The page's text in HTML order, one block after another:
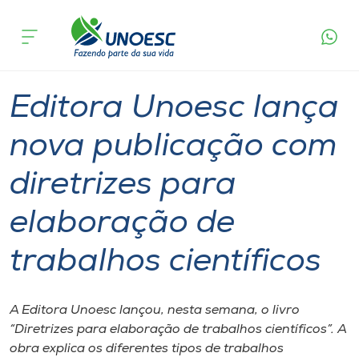
Cursos
Atendimento ao Estudante
Portal de Ensino
Internacionalização
acontece
científicos
Editora Unoesc lança
nova publicação com
diretrizes para
elaboração de
trabalhos científicos
A Editora Unoesc lançou, nesta semana, o livro
“Diretrizes para elaboração de trabalhos científicos”. A
obra explica os diferentes tipos de trabalhos